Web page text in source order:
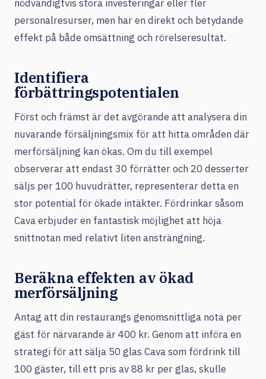
nödvändigtvis stora investeringar eller fler
personalresurser, men har en direkt och betydande
effekt på både omsättning och rörelseresultat.
Identifiera
förbättringspotentialen
Först och främst är det avgörande att analysera din
nuvarande försäljningsmix för att hitta områden där
merförsäljning kan ökas. Om du till exempel
observerar att endast 30 förrätter och 20 desserter
säljs per 100 huvudrätter, representerar detta en
stor potential för ökade intäkter. Fördrinkar såsom
Cava erbjuder en fantastisk möjlighet att höja
snittnotan med relativt liten ansträngning.
Beräkna effekten av ökad
merförsäljning
Antag att din restaurangs genomsnittliga nota per
gäst för närvarande är 400 kr. Genom att införa en
strategi för att sälja 50 glas Cava som fördrink till
100 gäster, till ett pris av 88 kr per glas, skulle